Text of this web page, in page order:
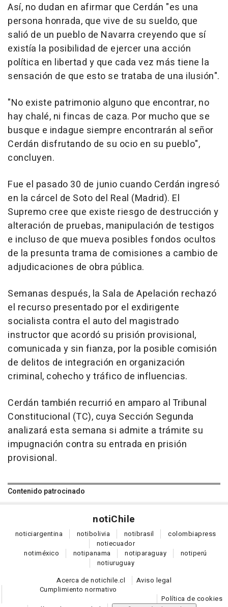
Así, no dudan en afirmar que Cerdán "es una
persona honrada, que vive de su sueldo, que
salió de un pueblo de Navarra creyendo que sí
existía la posibilidad de ejercer una acción
política en libertad y que cada vez más tiene la
sensación de que esto se trataba de una ilusión".
"No existe patrimonio alguno que encontrar, no
hay chalé, ni fincas de caza. Por mucho que se
busque e indague siempre encontrarán al señor
Cerdán disfrutando de su ocio en su pueblo",
concluyen.
Fue el pasado 30 de junio cuando Cerdán ingresó
en la cárcel de Soto del Real (Madrid). El
Supremo cree que existe riesgo de destrucción y
alteración de pruebas, manipulación de testigos
e incluso de que mueva posibles fondos ocultos
de la presunta trama de comisiones a cambio de
adjudicaciones de obra pública.
Semanas después, la Sala de Apelación rechazó
el recurso presentado por el exdirigente
socialista contra el auto del magistrado
instructor que acordó su prisión provisional,
comunicada y sin fianza, por la posible comisión
de delitos de integración en organización
criminal, cohecho y tráfico de influencias.
Cerdán también recurrió en amparo al Tribunal
Constitucional (TC), cuya Sección Segunda
analizará esta semana si admite a trámite su
impugnación contra su entrada en prisión
provisional.
Contenido patrocinado
notiChile
noticiargentina notibolivia notibrasil colombiapress
notiecuador
notiméxico notipanama notiparaguay notiperú
notiuruguay
Acerca de notichile.cl
Aviso legal
Cumplimiento normativo
Política de cookies